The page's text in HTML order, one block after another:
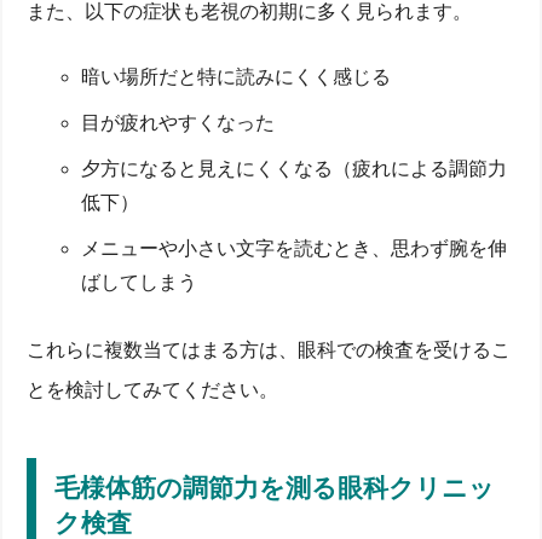
また、以下の症状も老視の初期に多く見られます。
暗い場所だと特に読みにくく感じる
目が疲れやすくなった
夕方になると見えにくくなる（疲れによる調節力
低下）
メニューや小さい文字を読むとき、思わず腕を伸
ばしてしまう
これらに複数当てはまる方は、眼科での検査を受けるこ
とを検討してみてください。
毛様体筋の調節力を測る眼科クリニッ
ク検査